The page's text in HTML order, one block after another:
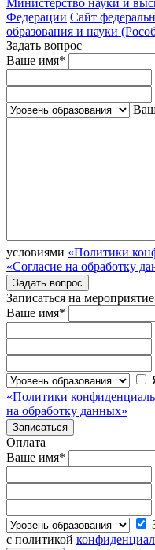
Федерации Сайт
образования и науки
Задать вопрос
Ваше имя*
условиями «Политики
«Согласие на обработку
Записаться на мероприятие
Ваше имя*
«Политики
на обработку данных»
Оплата
Ваше имя*
с политикой